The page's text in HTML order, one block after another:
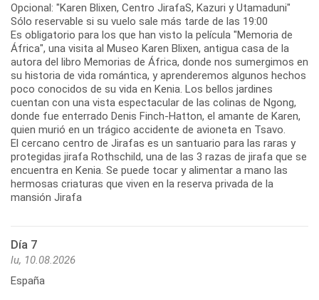
Opcional: "Karen Blixen, Centro JirafaS, Kazuri y Utamaduni"
Sólo reservable si su vuelo sale más tarde de las 19:00
Es obligatorio para los que han visto la película "Memoria de
África", una visita al Museo Karen Blixen, antigua casa de la
autora del libro Memorias de África, donde nos sumergimos en
su historia de vida romántica, y aprenderemos algunos hechos
poco conocidos de su vida en Kenia. Los bellos jardines
cuentan con una vista espectacular de las colinas de Ngong,
donde fue enterrado Denis Finch-Hatton, el amante de Karen,
quien murió en un trágico accidente de avioneta en Tsavo.
El cercano centro de Jirafas es un santuario para las raras y
protegidas jirafa Rothschild, una de las 3 razas de jirafa que se
encuentra en Kenia. Se puede tocar y alimentar a mano las
hermosas criaturas que viven en la reserva privada de la
mansión Jirafa
Día 7
lu, 10.08.2026
España